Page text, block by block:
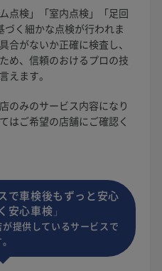
点検」「室内点検」「足回
づく細かな点検が行われま
合がないか正確に検査し、
め、信頼のおけるプロの技
えます。
のみのサービス内容になり
はご希望の店舗にご確認く
で車検後もずっと安心
安心車検」
提供しているサービスで